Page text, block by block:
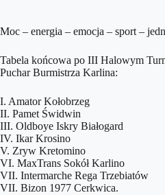
Moc – energia – emocja – sport –
Tabela końcowa po III Halowym
Puchar Burmistrza Karlina:
I. Amator Kołobrzeg
II. Pamet Świdwin
III. Oldboye Iskry Białogard
IV. Ikar Krosino
V. Zryw Kretomino
VI. MaxTrans Sokół Karlino
VII. Intermarche Rega Trzebiatów
VII. Bizon 1977 Cerkwica.